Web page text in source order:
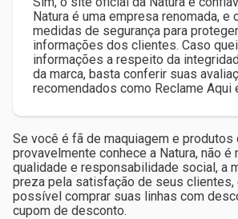
Natura é uma empresa renomada, e
medidas de segurança para
informações dos clientes. Caso
informações a respeito da
da marca, basta conferir suas
recomendados como Reclame Aqui
Se você é fã de maquiagem e produtos
provavelmente conhece a Natura, não é
qualidade e responsabilidade social, a
preza pela satisfação de seus clientes,
possível comprar suas linhas com
cupom de desconto.